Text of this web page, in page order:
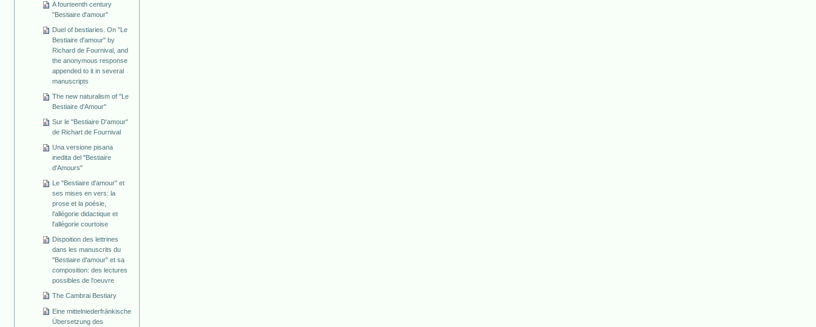
A fourteenth century
"Bestiaire d'amour"
Duel of bestiaries. On "Le
Bestiaire d'amour" by
Richard de Fournival, and
the anonymous response
appended to it in several
manuscripts
The new naturalism of "Le
Bestiaire d'Amour"
Sur le "Bestiaire D'amour"
de Richart de Fournival
Una versione pisana
inedita del "Bestiaire
d'Amours"
Le "Bestiaire d'amour" et
ses mises en vers: la
prose et la poésie,
l'allégorie didactique et
l'allégorie courtoise
Dispoition des lettrines
dans les manuscrits du
"Bestiaire d'amour" et sa
composition: des lectures
possibles de l'oeuvre
The Cambrai Bestiary
Eine mittelniederfränkische
Übersetzung des